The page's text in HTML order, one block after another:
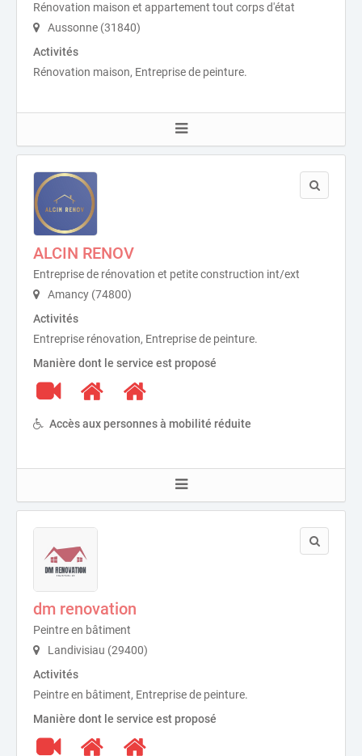
Rénovation maison et appartement tout corps d'état
Aussonne (31840)
Activités
Rénovation maison, Entreprise de peinture.
ALCIN RENOV
Entreprise de rénovation et petite construction int/ext
Amancy (74800)
Activités
Entreprise rénovation, Entreprise de peinture.
Manière dont le service est proposé
Accès aux personnes à mobilité réduite
dm renovation
Peintre en bâtiment
Landivisiau (29400)
Activités
Peintre en bâtiment, Entreprise de peinture.
Manière dont le service est proposé